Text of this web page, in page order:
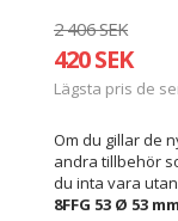
2 406 SEK
420 SEK
Lägsta pris de
Om du gillar de
andra tillbehör
du inta vara utan
8FFG 53 Ø 53 mm